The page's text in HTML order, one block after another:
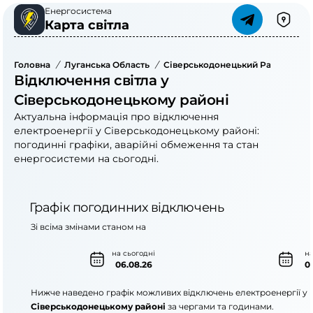
Енергосистема
Карта світла
Головна / Луганська Область / Сіверськодонецький Район
Відключення світла у
Сіверськодонецькому районі
Актуальна інформація про відключення
електроенергії у Сіверськодонецькому районі:
погодинні графіки, аварійні обмеження та стан
енергосистеми на сьогодні.
Графік погодинних відключень
на сьогодні
06.08.26
Зі всіма змінами станом на
Нижче наведено графік можливих відключень електроенергії у
Сіверськодонецькому районі за чергами та годинами.